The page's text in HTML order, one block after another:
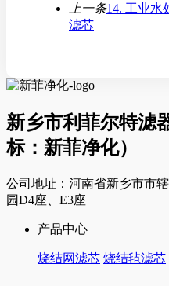
上一条14. 工业水
滤芯
新乡市利菲尔特滤
标：新菲净化）
公司地址：河南省新乡市市
园D4座、E3座
产品中心
烧结网滤芯 烧结毡滤芯